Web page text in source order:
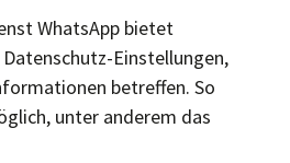
WhatsApp bietet
Einstellungen,
betreffen. So
unter anderem das